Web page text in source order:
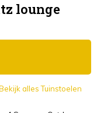
lounge
alles Tuinstoelen